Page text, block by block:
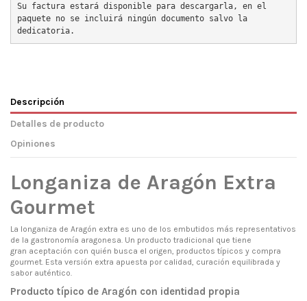
Su factura estará disponible para descargarla, en el
paquete no se incluirá ningún documento salvo la
dedicatoria.
Descripción
Detalles de producto
Opiniones
Longaniza de Aragón Extra
Gourmet
La longaniza de Aragón extra es uno de los embutidos más representativos
de la gastronomía aragonesa. Un producto tradicional que tiene
gran aceptación con quién busca el origen, productos típicos y compra
gourmet. Esta versión extra apuesta por calidad, curación equilibrada y
sabor auténtico.
Producto típico de Aragón con identidad propia